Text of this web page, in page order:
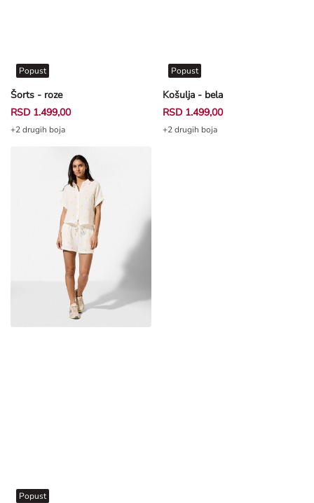
Šorts - roze
Popust
RSD 1.499,00
+2 drugih boja
Košulja - bela
Popust
RSD 1.499,00
+2 drugih boja
Popust